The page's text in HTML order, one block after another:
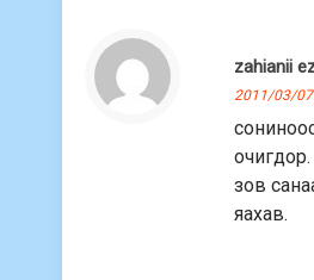
zahianii
2011/03/
зов
яахав.